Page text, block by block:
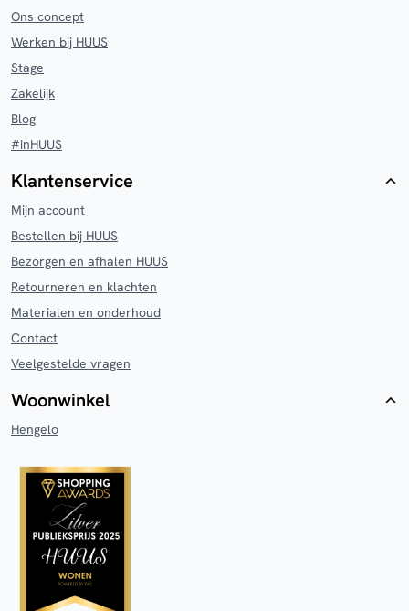
Ons concept
Werken bij HUUS
Stage
Zakelijk
Blog
#inHUUS
Klantenservice
Mijn account
Bestellen bij HUUS
Bezorgen en afhalen HUUS
Retourneren en klachten
Materialen en onderhoud
Contact
Veelgestelde vragen
Woonwinkel
Hengelo